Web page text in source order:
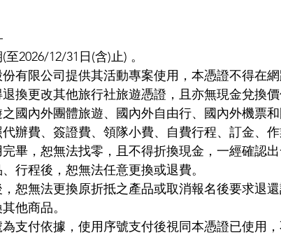
2026/12/31日(含)止) 。
有限公司提供其活動專案使用，本憑證不得在
換更改其他旅行社旅遊憑證，且亦無現金兌換價
國內外團體旅遊、國內外自由行、國內外機票和
辦費、簽證費、領隊小費、自費行程、訂金、作
畢，恕無法找零，且不得折換現金，一經確認
行程後，恕無法任意更換或退費。
恕無法更換原折抵之產品或取消報名後要求退
他商品。
支付依據，使用序號支付後視同本憑證已使用，